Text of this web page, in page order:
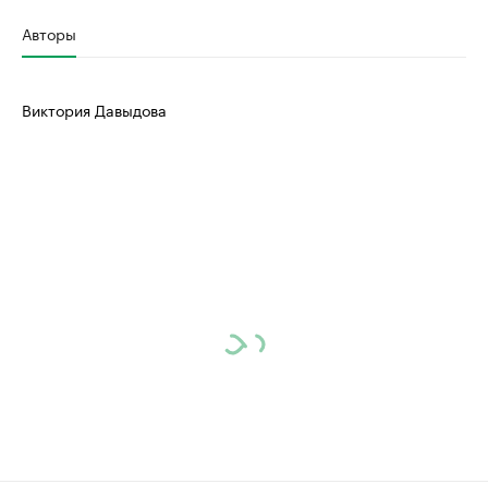
Авторы
Виктория Давыдова